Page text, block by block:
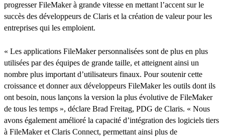
progresser FileMaker à grande vitesse en mettant l’accent sur le
succès des développeurs de Claris et la création de valeur pour les
entreprises qui les emploient.
« Les applications FileMaker personnalisées sont de plus en plus
utilisées par des équipes de grande taille, et atteignent ainsi un
nombre plus important d’utilisateurs finaux. Pour soutenir cette
croissance et donner aux développeurs FileMaker les outils dont ils
ont besoin, nous lançons la version la plus évolutive de FileMaker
de tous les temps », déclare Brad Freitag, PDG de Claris. « Nous
avons également amélioré la capacité d’intégration des logiciels tiers
à FileMaker et Claris Connect, permettant ainsi plus de